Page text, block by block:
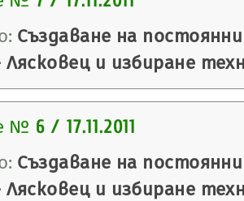
Създаване на
и избиране
№ 6 / 17.11.2011
Създаване на
и избиране